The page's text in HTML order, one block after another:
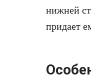
нижней
придает